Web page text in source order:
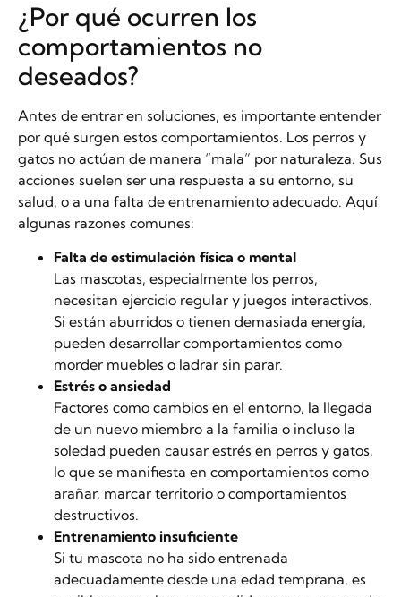
¿Por qué ocurren los
comportamientos no
deseados?
Antes de entrar en soluciones, es importante entender
por qué surgen estos comportamientos. Los perros y
gatos no actúan de manera “mala” por naturaleza. Sus
acciones suelen ser una respuesta a su entorno, su
salud, o a una falta de entrenamiento adecuado. Aquí
algunas razones comunes:
Falta de estimulación física o mental
Las mascotas, especialmente los perros,
necesitan ejercicio regular y juegos interactivos.
Si están aburridos o tienen demasiada energía,
pueden desarrollar comportamientos como
morder muebles o ladrar sin parar.
Estrés o ansiedad
Factores como cambios en el entorno, la llegada
de un nuevo miembro a la familia o incluso la
soledad pueden causar estrés en perros y gatos,
lo que se manifiesta en comportamientos como
arañar, marcar territorio o comportamientos
destructivos.
Entrenamiento insuficiente
Si tu mascota no ha sido entrenada
adecuadamente desde una edad temprana, es